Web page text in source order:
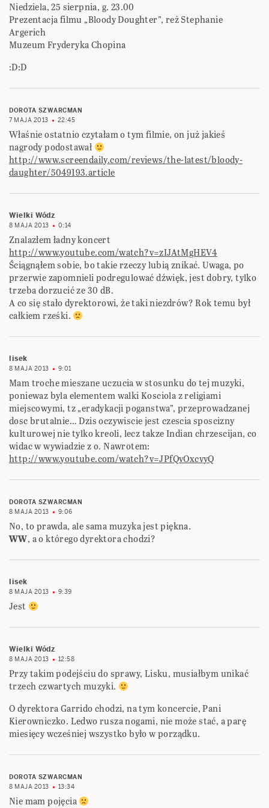
Niedziela, 25 sierpnia, g. 23.00
Prezentacja filmu „Bloody Doughter”, reż Stephanie
Argerich
Muzeum Fryderyka Chopina
:D:D
DOROTA SZWARCMAN
7 MAJA 2013
22:45
Właśnie ostatnio czytałam o tym filmie, on już jakieś
nagrody podostawał
http://www.screendaily.com/reviews/the-latest/bloody-
daughter/5049193.article
Wielki Wódz
8 MAJA 2013 0:14
Znalazłem ładny koncert
http://www.youtube.com/watch?v=zIJAtMgHEV4
Ściągnąłem sobie, bo takie rzeczy lubią znikać. Uwaga, po
przerwie zapomnieli podregulować dźwięk, jest dobry, tylko
trzeba dorzucić ze 30 dB.
A co się stało dyrektorowi, że taki niezdrów? Rok temu był
całkiem rześki.
lisek
8 MAJA 2013 9:01
Mam troche mieszane uczucia w stosunku do tej muzyki,
poniewaz byla elementem walki Kosciola z religiami
miejscowymi, tz „eradykacji poganstwa”, przeprowadzanej
dosc brutalnie… Dzis oczywiscie jest czescia sposcizny
kulturowej nie tylko kreoli, lecz takze Indian chrzescijan, co
widac w wywiadzie z o. Nawrotem:
http://www.youtube.com/watch?v=JPfQvOxcvyQ
DOROTA SZWARCMAN
8 MAJA 2013
9:06
No, to prawda, ale sama muzyka jest piękna.
WW, a o którego dyrektora chodzi?
lisek
8 MAJA 2013 9:39
Jest
Wielki Wódz
8 MAJA 2013 12:58
Przy takim podejściu do sprawy, Lisku, musiałbym unikać
trzech czwartych muzyki.
O dyrektora Garrido chodzi, na tym koncercie, Pani
Kierowniczko. Ledwo rusza nogami, nie może stać, a parę
miesięcy wcześniej wszystko było w porządku.
DOROTA SZWARCMAN
8 MAJA 2013
13:34
Nie mam pojęcia